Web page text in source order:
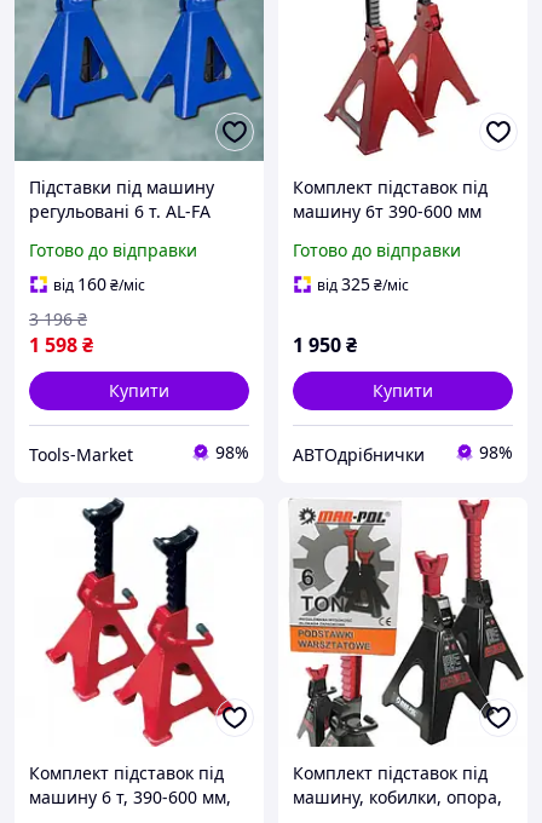
Підставки під машину
регульовані 6 т. AL-FA
під автомобіль Козлик AL-
FA під авто
Готово до відправки
від 160₴/міс
1 598₴
3 196 ₴
Купити
Tools-Market 98%
Комплект підставок під
машину 6т 390-600 мм
Готово до відправки
від325₴/міс
1 950₴
Купити
АВТОдрібнички 98%
Комплект підставок під
машину 6 т, 390-600 мм,
Комплект підставок під
машину, кобилки, опора,